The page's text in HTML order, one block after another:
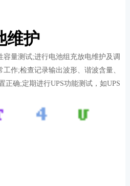
维护
量测试;进行电池组充放电维护及调
作;检查记录输出波形、谐波含量、
正确;定期进行UPS功能测试，如UPS